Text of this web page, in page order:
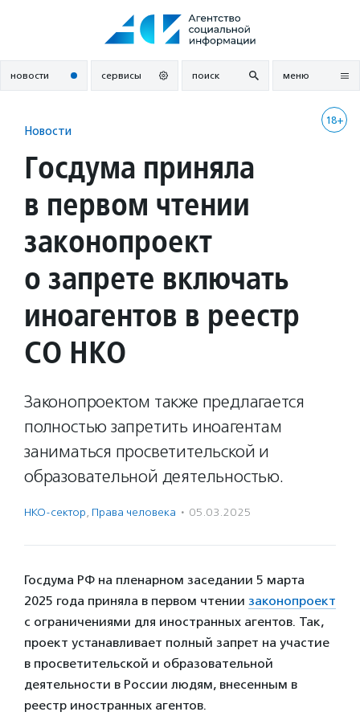
новости сервисы поиск меню
18+
Новости
Госдума приняла
в первом чтении
законопроект
о запрете включать
иноагентов в реестр
СО НКО
Законопроектом также предлагается
полностью запретить иноагентам
заниматься просветительской и
образовательной деятельностью.
НКО-сектор, Права человека · 05.03.2025
Госдума РФ на пленарном заседании 5 марта
2025 года приняла в первом чтении законопроект
с ограничениями для иностранных агентов. Так,
проект устанавливает полный запрет на участие
в просветительской и образовательной
деятельности в России людям, внесенным в
реестр иностранных агентов.